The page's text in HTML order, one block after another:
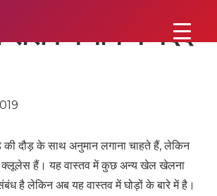
रेसिंग बजाने में मदद
दौड़ के साथ अनुमान लगाना चाहते हैं, लेकिन
हैं। यह वास्तव में कुछ अन्य खेल खेलना
है लेकिन अब यह वास्तव में घोड़ों के बारे में है।